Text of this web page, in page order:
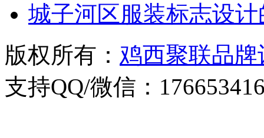
城子河区服装标志设
版权所有： 鸡西聚联品
支持QQ/微信：